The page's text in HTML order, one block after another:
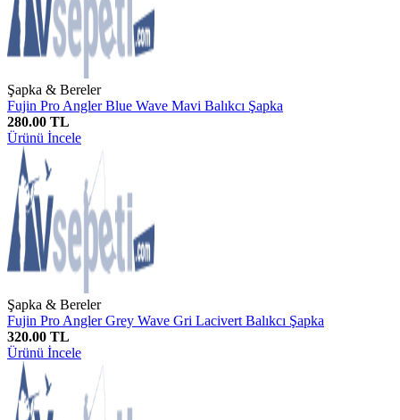
Şapka & Bereler
Fujin Pro Angler Blue Wave Mavi Balıkcı Şapka
280.00 TL
Ürünü İncele
Şapka & Bereler
Fujin Pro Angler Grey Wave Gri Lacivert Balıkcı Şapka
320.00 TL
Ürünü İncele